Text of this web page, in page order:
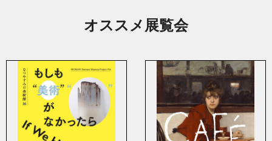
オススメ展覧会